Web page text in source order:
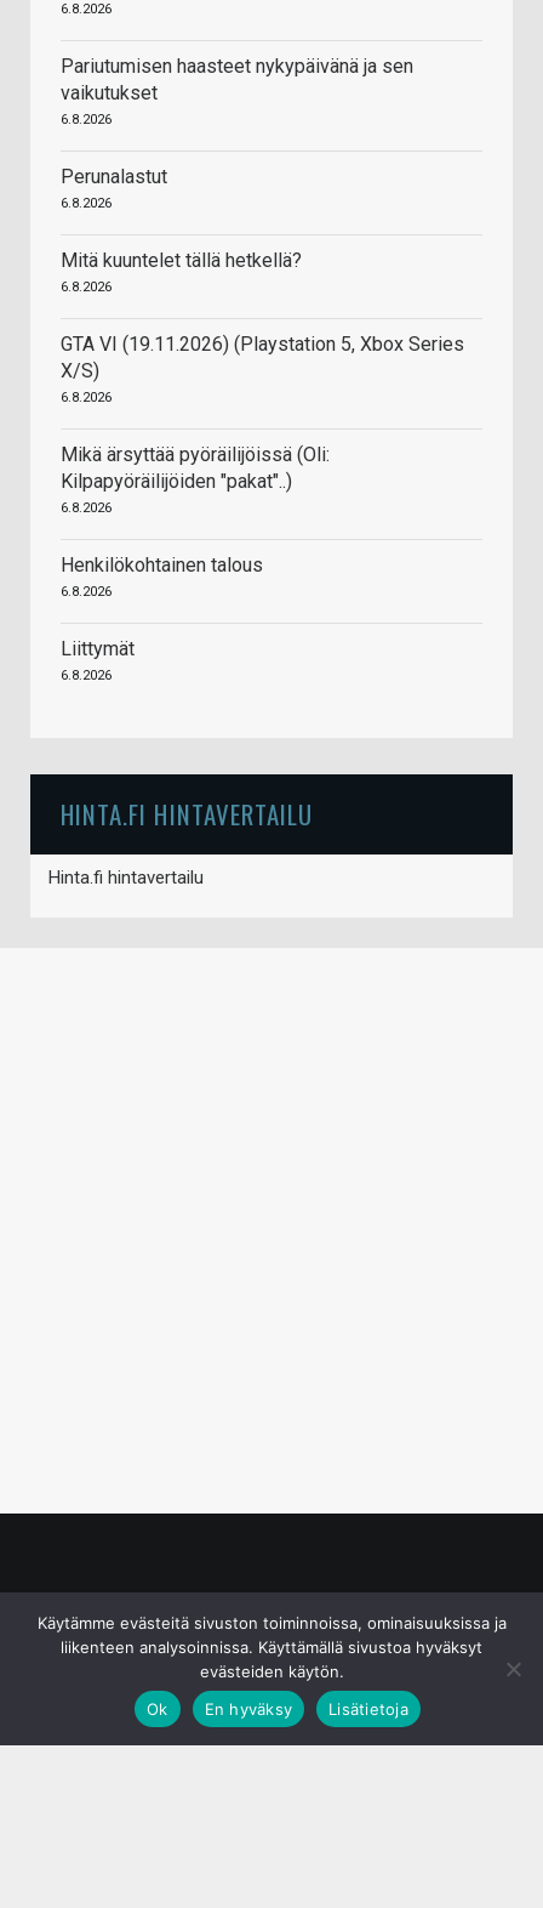
6.8.2026
Pariutumisen haasteet nykypäivänä ja sen
vaikutukset
6.8.2026
Perunalastut
6.8.2026
Mitä kuuntelet tällä hetkellä?
6.8.2026
GTA VI (19.11.2026) (Playstation 5, Xbox Series
X/S)
6.8.2026
Mikä ärsyttää pyöräilijöissä (Oli:
Kilpapyöräilijöiden "pakat"..)
6.8.2026
Henkilökohtainen talous
6.8.2026
Liittymät
6.8.2026
HINTA.FI HINTAVERTAILU
Hinta.fi hintavertailu
Käytämme evästeitä sivuston toiminnoissa, ominaisuuksissa ja
liikenteen analysoinnissa. Käyttämällä sivustoa hyväksyt
evästeiden käytön.
Ok
En hyväksy Lisätietoja